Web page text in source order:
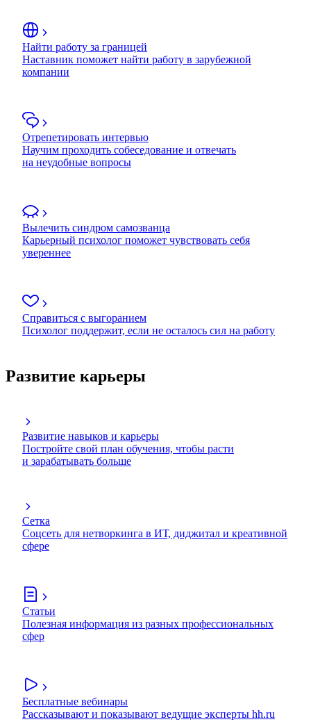
Найти работу за границей
Наставник поможет найти работу в зарубежной
компании
Отрепетировать интервью
Научим проходить собеседование и отвечать
на неудобные вопросы
Вылечить синдром самозванца
Карьерный психолог поможет чувствовать себя
увереннее
Справиться с выгоранием
Психолог поддержит, если не осталось сил на работу
Развитие карьеры
Развитие навыков и карьеры
Постройте свой план обучения, чтобы расти
и зарабатывать больше
Сетка
Соцсеть для нетворкинга в ИТ, диджитал и креативной
сфере
Статьи
Полезная информация из разных профессиональных
сфер
Бесплатные вебинары
Рассказывают и показывают ведущие эксперты hh.ru